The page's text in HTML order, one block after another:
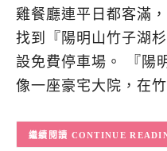
雞餐廳連平日都客滿
找到『陽明山竹子湖
設免費停車場。 『陽
像一座豪宅大院，在
CONTINUE